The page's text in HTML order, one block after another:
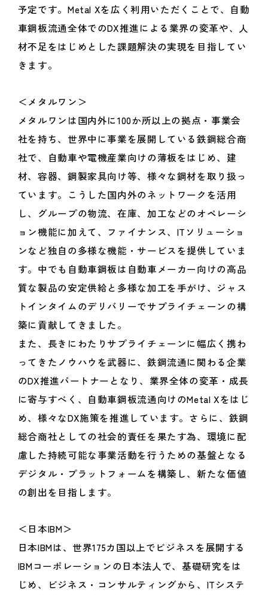
予定です。Metal Xを広く利用いただくことで、自動
車鋼板流通全体でのDX推進による業界の変革や、人
材不足をはじめとした課題解決の実現を目指してい
きます。
＜メタルワン＞
メタルワンは国内外に100か所以上の拠点・事業会
社を持ち、世界中に事業を展開している鉄鋼総合商
社で、自動車や電機産業向けの薄板をはじめ、建
材、容器、鋼製家具向け等、様々な鋼材を取り扱っ
ています。こうした国内外のネットワークを活用
し、グループの物流、在庫、加工などのオペレーシ
ョン機能に加えて、ファイナンス、ITソリューショ
ンなど独自の多様な機能・サービスを提供していま
す。中でも自動車鋼板は自動車メーカー向けの高品
質な製品の安定供給と多様な加工を手がけ、ジャス
トインタイムのデリバリーでサプライチェーンの構
築に貢献してきました。
また、長きにわたりサプライチェーンに幅広く携わ
ってきたノウハウを武器に、鉄鋼流通に関わる企業
のDX推進パートナーとなり、業界全体の変革・成長
に寄与すべく、自動車鋼板流通向けのMetal Xをはじ
め、様々なDX施策を推進しています。さらに、鉄鋼
総合商社としての社会的責任を果たす為、環境に配
慮した持続可能な事業活動を行うための基盤となる
デジタル・プラットフォームを構築し、新たな価値
の創出を目指します。
＜日本IBM＞
日本IBMは、世界175カ国以上でビジネスを展開する
IBMコーポレーションの日本法人で、基礎研究をは
じめ、ビジネス・コンサルティングから、ITシステ